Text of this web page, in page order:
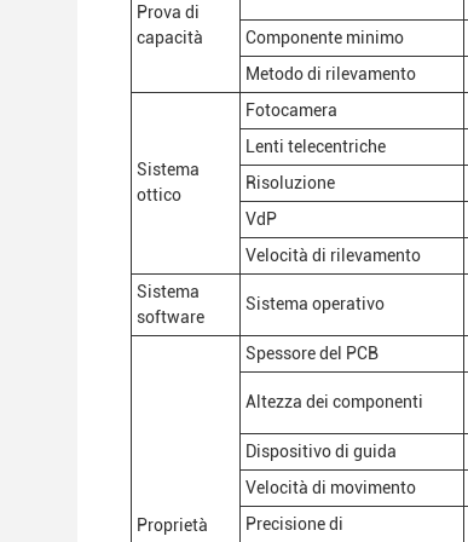
Prova di
capacità
Componente minimo
Metodo di rilevamento
Sistema
ottico
Fotocamera
Lenti telecentriche
Risoluzione
VdP
Velocità di rilevamento
Sistema
software
Sistema operativo
Proprietà
Spessore del PCB
Altezza dei componenti
Dispositivo di guida
Velocità di movimento
Precisione di